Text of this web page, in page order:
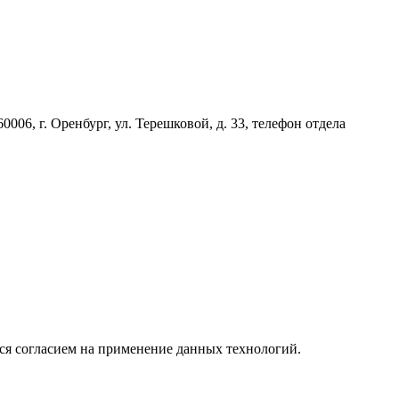
г. Оренбург, ул. Терешковой, д. 33, телефон отдела
согласием на применение данных технологий.